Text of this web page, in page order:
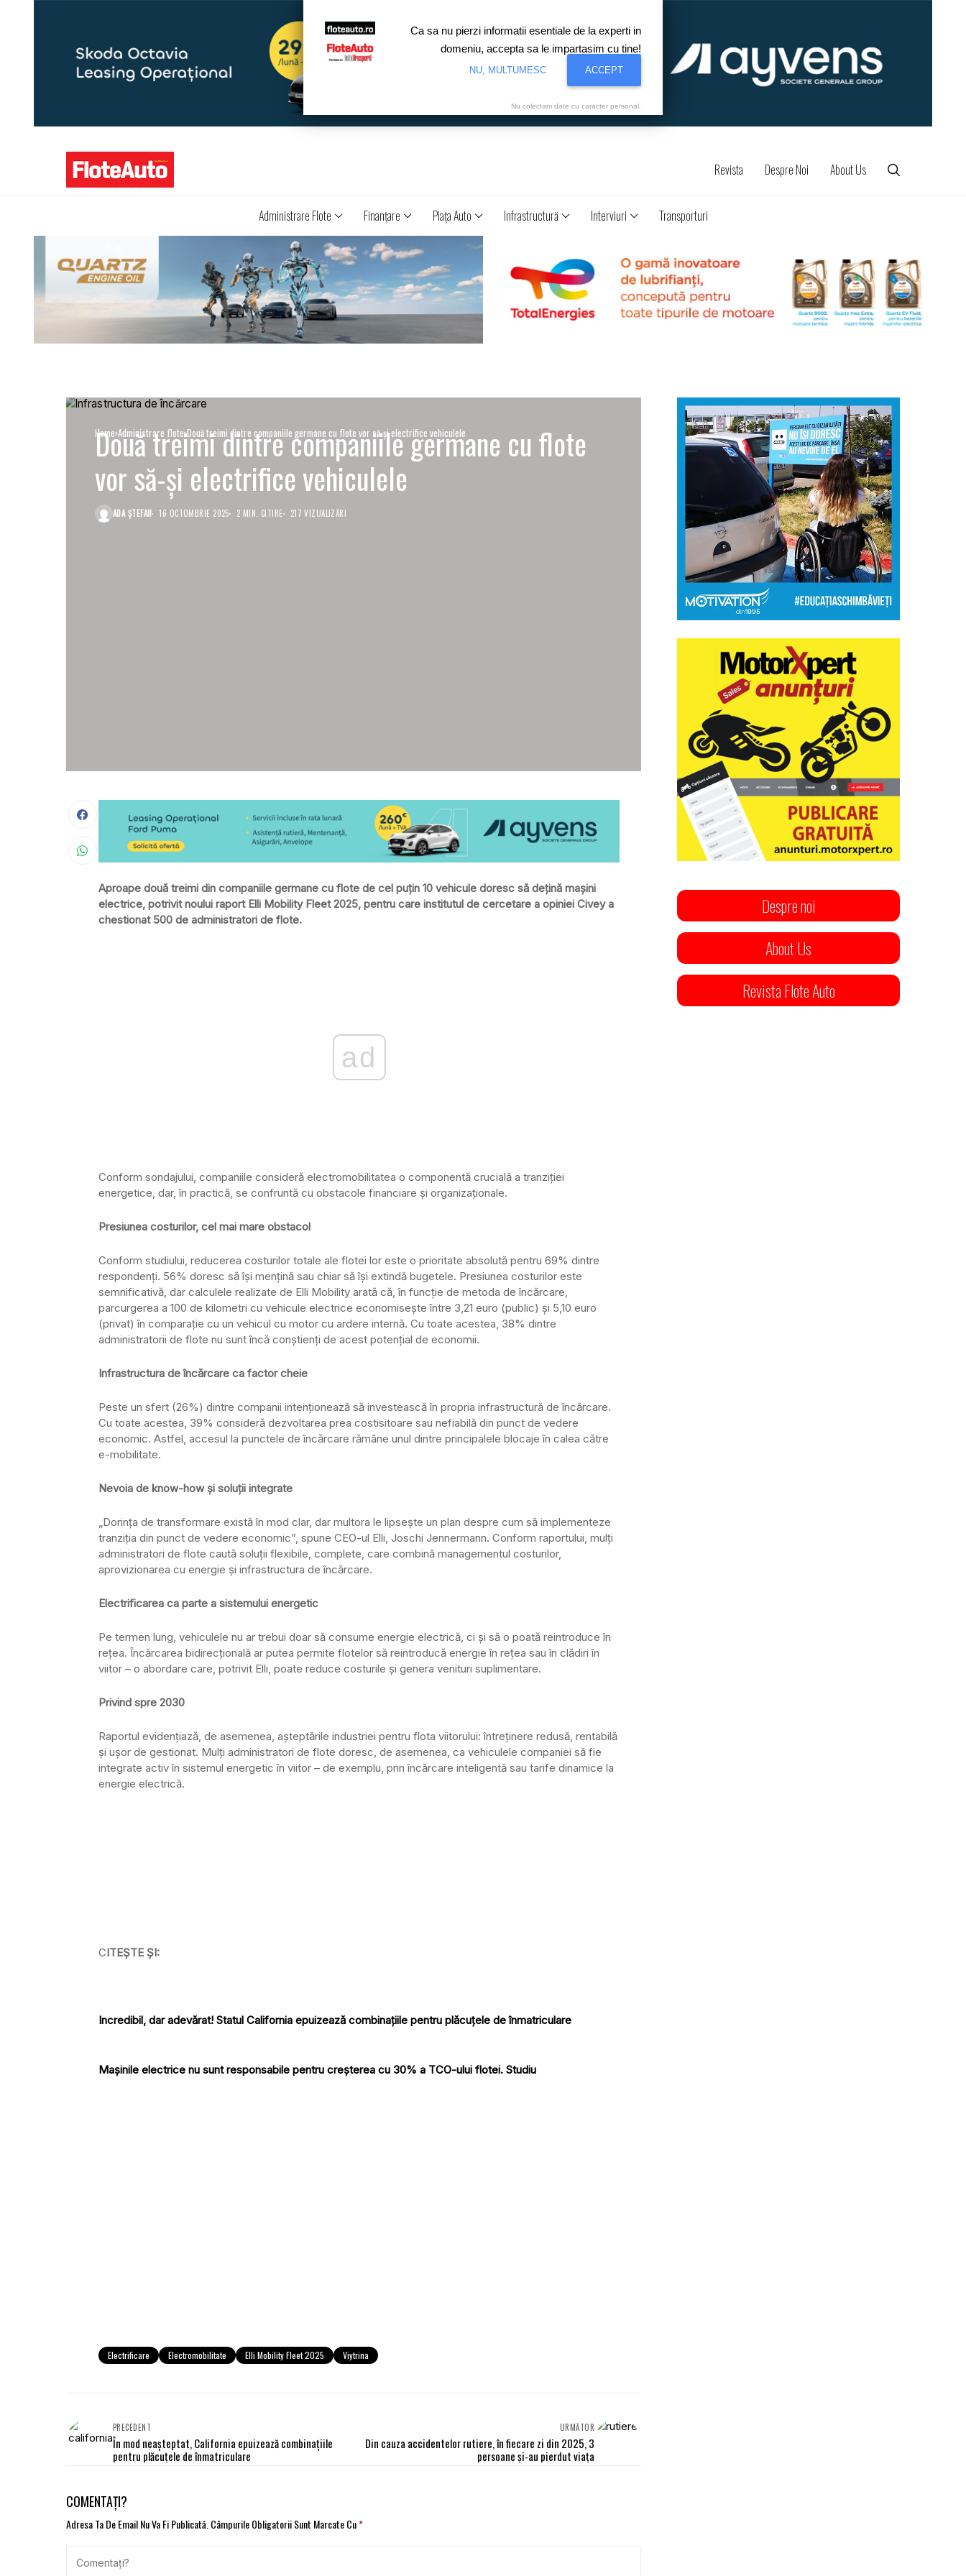
Revista Despre Noi About Us
Administrare Flote Finanţare Piaţa Auto Infrastructură Interviuri Transporturi
Home Administrare flote Două treimi dintre companiile germane cu flote vor să-și electrifice vehiculele
Două treimi dintre companiile germane cu flote
vor să-și electrifice vehiculele
ADA ȘTEFAN 16 OCTOMBRIE 2025 2 MIN. CITIRE 217 VIZUALIZĂRI
Aproape două treimi din companiile germane cu flote de cel puțin 10 vehicule doresc să dețină mașini
electrice, potrivit noului raport Elli Mobility Fleet 2025, pentru care institutul de cercetare a opiniei Civey a
chestionat 500 de administratori de flote.
ad
Conform sondajului, companiile consideră electromobilitatea o componentă crucială a tranziției
energetice, dar, în practică, se confruntă cu obstacole financiare și organizaționale.
Presiunea costurilor, cel mai mare obstacol
Conform studiului, reducerea costurilor totale ale flotei lor este o prioritate absolută pentru 69% dintre
respondenți. 56% doresc să își mențină sau chiar să își extindă bugetele. Presiunea costurilor este
semnificativă, dar calculele realizate de Elli Mobility arată că, în funcție de metoda de încărcare,
parcurgerea a 100 de kilometri cu vehicule electrice economisește între 3,21 euro (public) și 5,10 euro
(privat) în comparație cu un vehicul cu motor cu ardere internă. Cu toate acestea, 38% dintre
administratorii de flote nu sunt încă conștienți de acest potențial de economii.
Infrastructura de încărcare ca factor cheie
Peste un sfert (26%) dintre companii intenționează să investească în propria infrastructură de încărcare.
Cu toate acestea, 39% consideră dezvoltarea prea costisitoare sau nefiabilă din punct de vedere
economic. Astfel, accesul la punctele de încărcare rămâne unul dintre principalele blocaje în calea către
e-mobilitate.
Nevoia de know-how și soluții integrate
„Dorința de transformare există în mod clar, dar multora le lipsește un plan despre cum să implementeze
tranziția din punct de vedere economic”, spune CEO-ul Elli, Joschi Jennermann. Conform raportului, mulți
administratori de flote caută soluții flexibile, complete, care combină managementul costurilor,
aprovizionarea cu energie și infrastructura de încărcare.
Electrificarea ca parte a sistemului energetic
Pe termen lung, vehiculele nu ar trebui doar să consume energie electrică, ci și să o poată reintroduce în
rețea. Încărcarea bidirecțională ar putea permite flotelor să reintroducă energie în rețea sau în clădiri în
viitor – o abordare care, potrivit Elli, poate reduce costurile și genera venituri suplimentare.
Privind spre 2030
Raportul evidențiază, de asemenea, așteptările industriei pentru flota viitorului: întreținere redusă, rentabilă
și ușor de gestionat. Mulți administratori de flote doresc, de asemenea, ca vehiculele companiei să fie
integrate activ în sistemul energetic în viitor – de exemplu, prin încărcare inteligentă sau tarife dinamice la
energie electrică.
CITEȘTE ȘI:
Incredibil, dar adevărat! Statul California epuizează combinațiile pentru plăcuțele de înmatriculare
Mașinile electrice nu sunt responsabile pentru creșterea cu 30% a TCO-ului flotei. Studiu
Electrificare Electromobilitate Elli Mobility Fleet 2025 Viytrina
PRECEDENT
În mod neașteptat, California epuizează combinațiile
pentru plăcuțele de înmatriculare
URMĂTOR
Din cauza accidentelor rutiere, în fiecare zi din 2025, 3
persoane și-au pierdut viața
COMENTAȚI?
Adresa Ta De Email Nu Va Fi Publicată. Câmpurile Obligatorii Sunt Marcate Cu*
Despre noi
About Us
Revista Flote Auto
Ca sa nu pierzi informatii esentiale de la experti in
domeniu, accepta sa le impartasim cu tine!
NU, MULTUMESC ACCEPT
Nu colectam date cu caracter personal.